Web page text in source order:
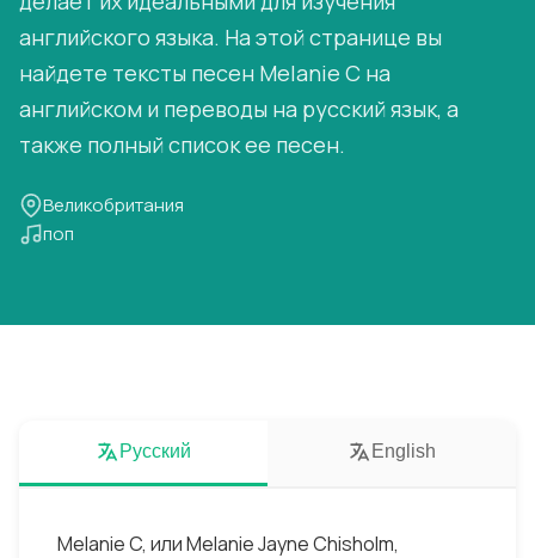
английского языка. На этой странице вы
найдете тексты песен Melanie C на
английском и переводы на русский язык, а
также полный список ее песен.
Великобритания
поп
Русский English
Melanie C, или Melanie Jayne Chisholm,